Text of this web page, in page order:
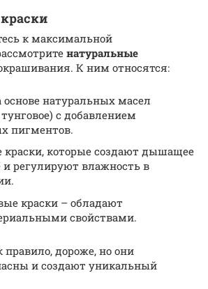
к максимальной
натуральные
К ним относятся:
основе натуральных масел
с добавлением
пигментов.
краски, которые создают дышащее
регулируют влажность в
краски – обладают
свойствами.
правило, дороже, но они
и создают уникальный